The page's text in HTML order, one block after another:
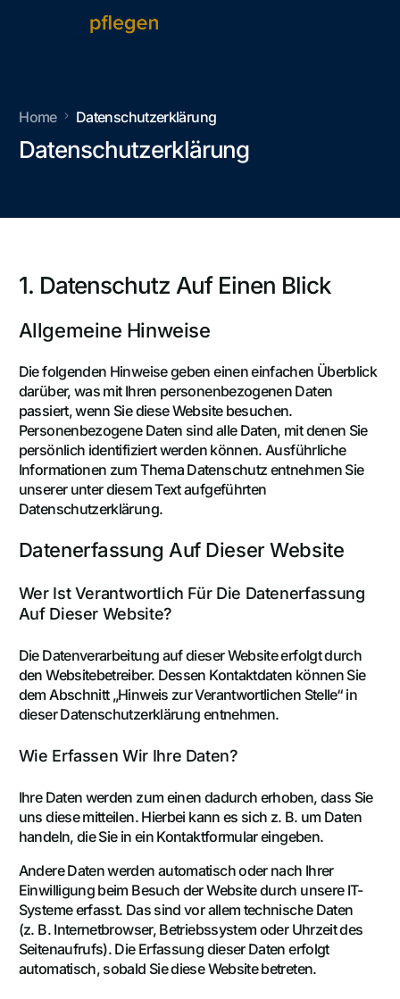
Home Datenschutzerklärung
Datenschutzerklärung
1. Datenschutz Auf Einen Blick
Allgemeine Hinweise
Die folgenden Hinweise geben einen einfachen Überblick
darüber, was mit Ihren personenbezogenen Daten
passiert, wenn Sie diese Website besuchen.
Personenbezogene Daten sind alle Daten, mit denen Sie
persönlich identifiziert werden können. Ausführliche
Informationen zum Thema Datenschutz entnehmen Sie
unserer unter diesem Text aufgeführten
Datenschutzerklärung.
Datenerfassung Auf Dieser Website
Wer Ist Verantwortlich Für Die Datenerfassung
Auf Dieser Website?
Die Datenverarbeitung auf dieser Website erfolgt durch
den Websitebetreiber. Dessen Kontaktdaten können Sie
dem Abschnitt „Hinweis zur Verantwortlichen Stelle“ in
dieser Datenschutzerklärung entnehmen.
Wie Erfassen Wir Ihre Daten?
Ihre Daten werden zum einen dadurch erhoben, dass Sie
uns diese mitteilen. Hierbei kann es sich z. B. um Daten
handeln, die Sie in ein Kontaktformular eingeben.
Andere Daten werden automatisch oder nach Ihrer
Einwilligung beim Besuch der Website durch unsere IT-
Systeme erfasst. Das sind vor allem technische Daten
(z. B. Internetbrowser, Betriebssystem oder Uhrzeit des
Seitenaufrufs). Die Erfassung dieser Daten erfolgt
automatisch, sobald Sie diese Website betreten.